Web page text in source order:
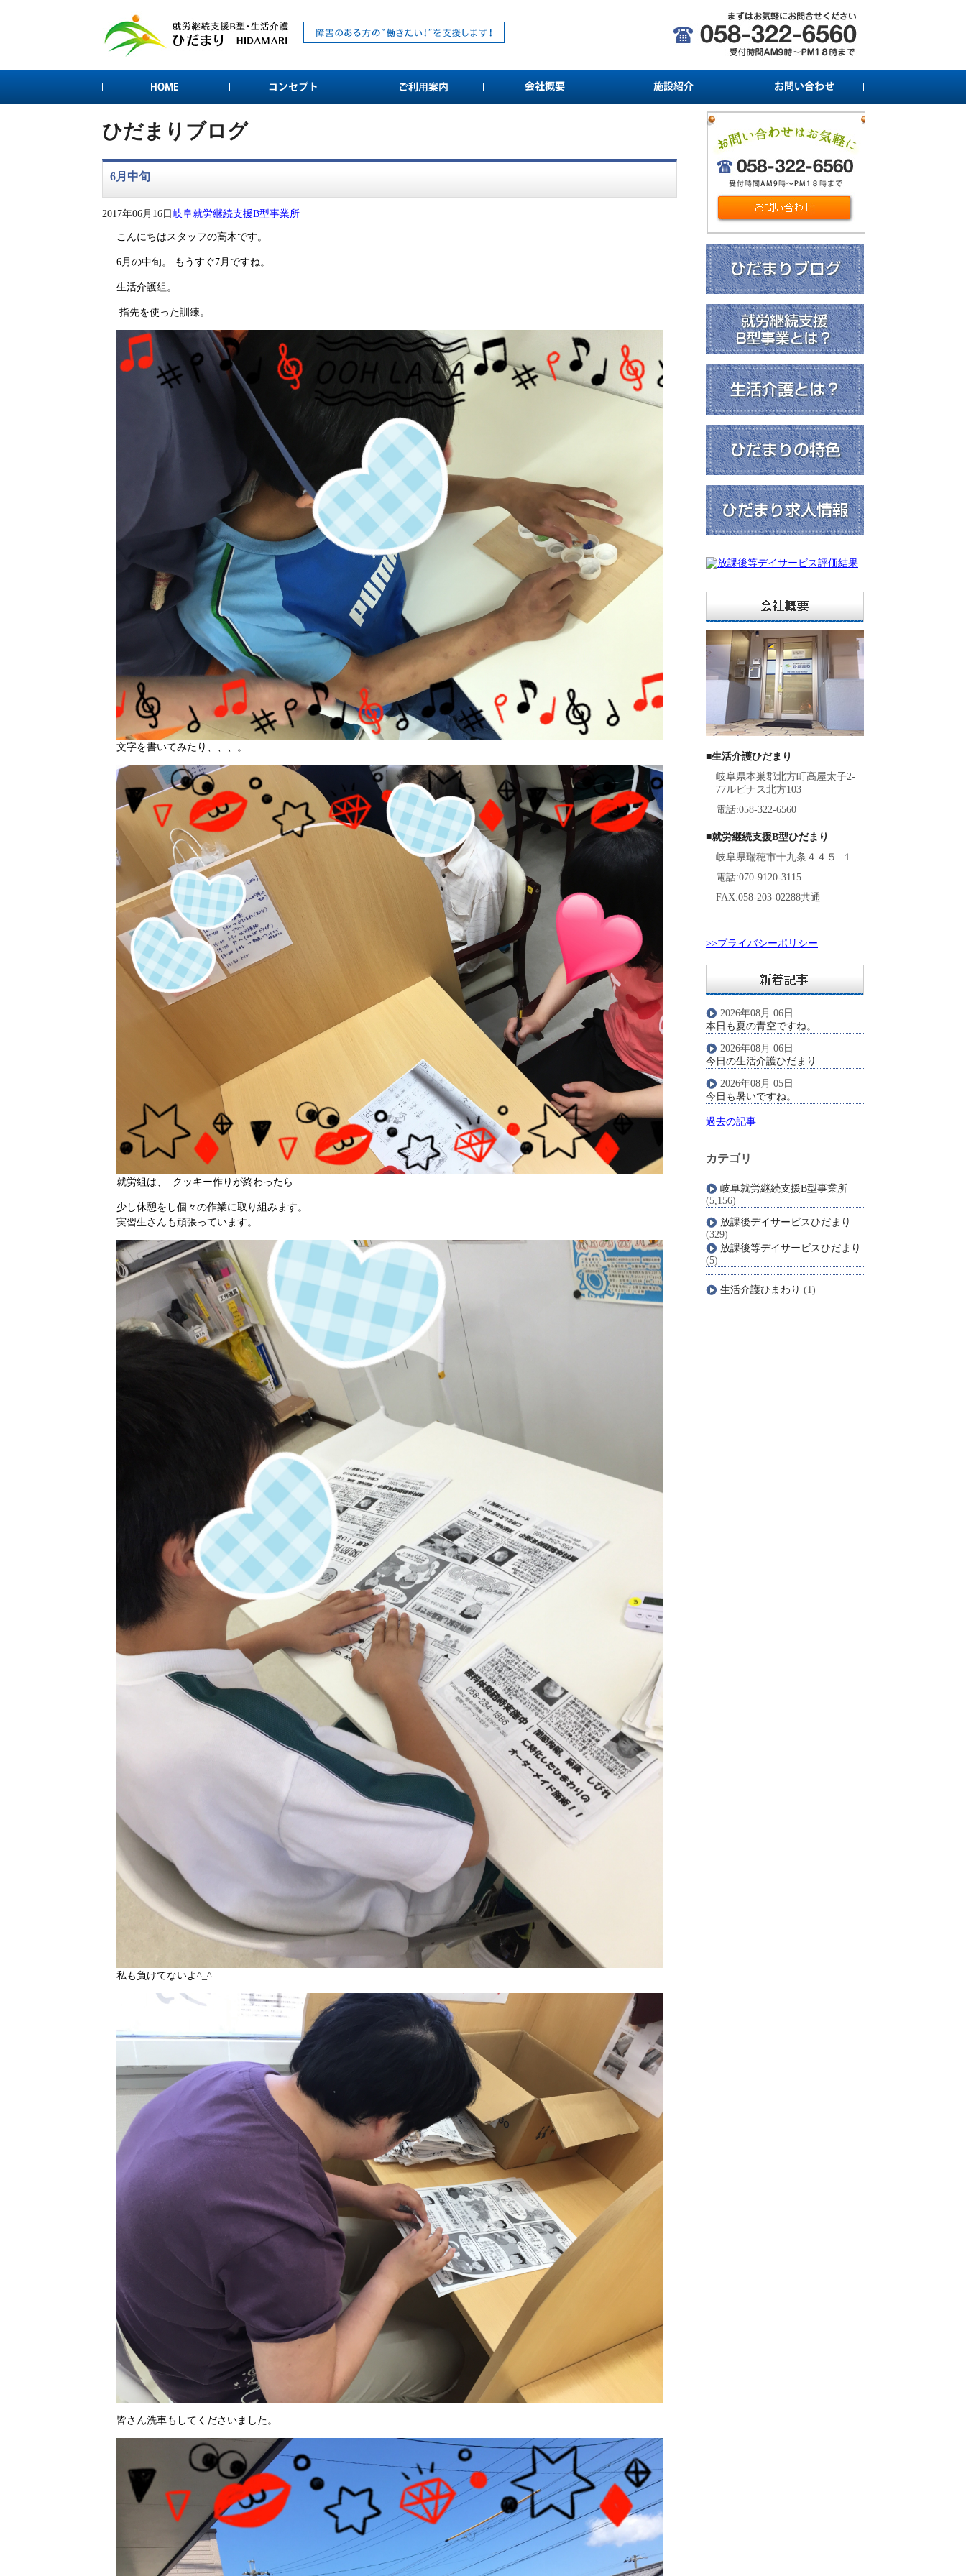
ひだまりブログ
6月中旬
2017年06月16日岐阜就労継続支援B型事業所
こんにちはスタッフの高木です。
6月の中旬。 もうすぐ7月ですね。
生活介護組。
指先を使った訓練。
文字を書いてみたり、、、。
就労組は、 クッキー作りが終わったら
少し休憩をし個々の作業に取り組みます。
実習生さんも頑張っています。
私も負けてないよ^_^
皆さん洗車もしてくださいました。
■生活介護ひだまり
岐阜県本巣郡北方町高屋太子2-
77ルビナス北方103
電話:058-322-6560
■就労継続支援B型ひだまり
岐阜県瑞穂市十九条４４５−１
電話:070-9120-3115
FAX:058-203-02288共通
>>プライバシーポリシー
2026年08月 06日
本日も夏の青空ですね。
2026年08月 06日
今日の生活介護ひだまり
2026年08月 05日
今日も暑いですね。
過去の記事
カテゴリ
岐阜就労継続支援B型事業所
(5,156)
放課後デイサービスひだまり
(329)
放課後等デイサービスひだまり
(5)
生活介護ひまわり (1)